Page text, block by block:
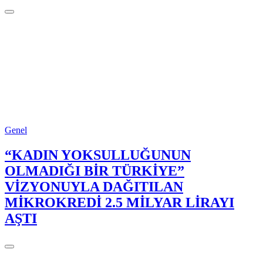
Genel
“KADIN YOKSULLUĞUNUN
OLMADIĞI BİR TÜRKİYE”
VİZYONUYLA DAĞITILAN
MİKROKREDİ 2.5 MİLYAR LİRAYI
AŞTI